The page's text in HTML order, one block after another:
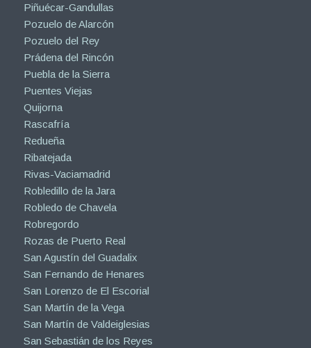
Piñuécar-Gandullas
Pozuelo de Alarcón
Pozuelo del Rey
Prádena del Rincón
Puebla de la Sierra
Puentes Viejas
Quijorna
Rascafría
Redueña
Ribatejada
Rivas-Vaciamadrid
Robledillo de la Jara
Robledo de Chavela
Robregordo
Rozas de Puerto Real
San Agustín del Guadalix
San Fernando de Henares
San Lorenzo de El Escorial
San Martín de la Vega
San Martín de Valdeiglesias
San Sebastián de los Reyes